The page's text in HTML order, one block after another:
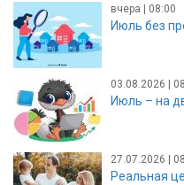
вчера | 08:00
Июль без
03.08.2026 |
Июль – на
27.07.2026 |
Реальная